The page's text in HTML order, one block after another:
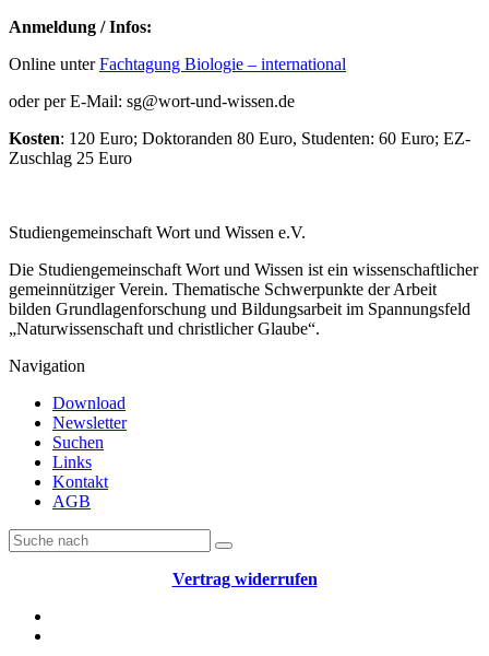
Anmeldung / Infos:
Online unterFachtagung Biologie – international
oder per E-Mail: sg@wort-und-wissen.de
Kosten: 120 Euro; Doktoranden 80 Euro, Studenten: 60 Euro; EZ-
Zuschlag 25 Euro
Studiengemeinschaft Wort und Wissen e.V.
Die Studiengemeinschaft Wort und Wissen ist ein wissenschaftlicher
gemeinnütziger Verein. Thematische Schwerpunkte der Arbeit
bilden Grundlagenforschung und Bildungsarbeit im Spannungsfeld
„Naturwissenschaft und christlicher Glaube“.
Navigation
Download
Newsletter
Suchen
Links
Kontakt
AGB
Vertrag widerrufen